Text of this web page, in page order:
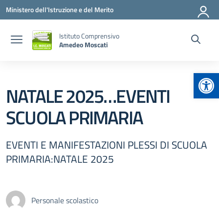
Vai ai contenuti
Vai al menu di navigazione
Vai al footer
Ministero dell'Istruzione e del Merito
Istituto Comprensivo
Amedeo Moscati
NATALE 2025…EVENTI
SCUOLA PRIMARIA
EVENTI E MANIFESTAZIONI PLESSI DI SCUOLA
PRIMARIA:NATALE 2025
Personale scolastico